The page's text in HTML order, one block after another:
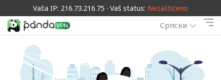
Vaša IP: 216.73.216.75 · Vaš status: Nezaštićeno
Српски